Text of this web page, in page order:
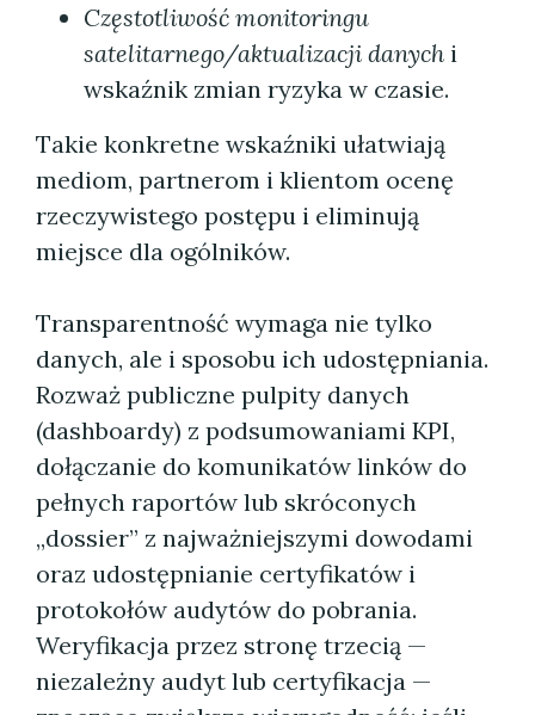
Częstotliwość monitoringu
satelitarnego/aktualizacji danych i
wskaźnik zmian ryzyka w czasie.
Takie konkretne wskaźniki ułatwiają
mediom, partnerom i klientom ocenę
rzeczywistego postępu i eliminują
miejsce dla ogólników.
Transparentność wymaga nie tylko
danych, ale i sposobu ich udostępniania.
Rozważ publiczne pulpity danych
(dashboardy) z podsumowaniami KPI,
dołączanie do komunikatów linków do
pełnych raportów lub skróconych
„dossier” z najważniejszymi dowodami
oraz udostępnianie certyfikatów i
protokołów audytów do pobrania.
Weryfikacja przez stronę trzecią —
niezależny audyt lub certyfikacja —